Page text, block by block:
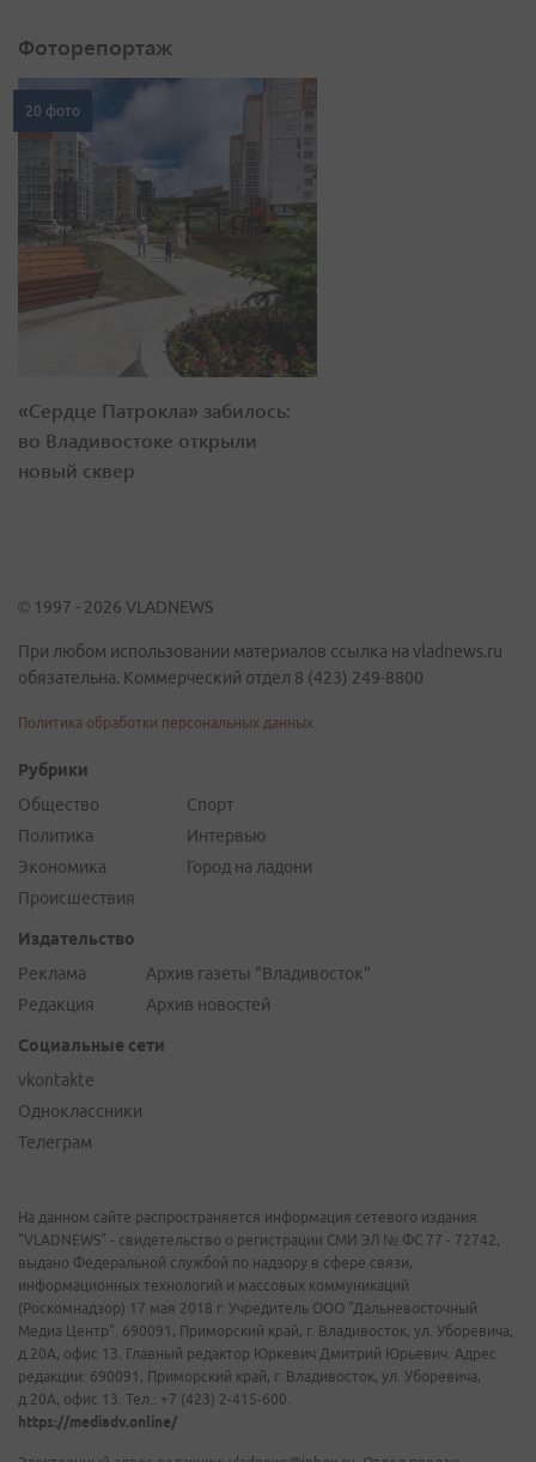
Фоторепортаж
20 фото
«Сердце Патрокла» забилось:
во Владивостоке открыли
новый сквер
© 1997 - 2026 VLADNEWS
При любом использовании материалов ссылка на vladnews.ru
обязательна. Коммерческий отдел 8 (423) 249-8800
Политика обработки персональных данных
Рубрики
Общество
Политика
Экономика
Происшествия
Спорт
Интервью
Город на ладони
Издательство
Реклама
Редакция
Архив газеты "Владивосток"
Архив новостей
Социальные сети
vkontakte
Одноклассники
Телеграм
На данном сайте распространяется информация сетевого издания
"VLADNEWS" - свидетельство о регистрации СМИ ЭЛ № ФС 77 - 72742,
выдано Федеральной службой по надзору в сфере связи,
информационных технологий и массовых коммуникаций
(Роскомнадзор) 17 мая 2018 г. Учредитель ООО "Дальневосточный
Медиа Центр". 690091, Приморский край, г. Владивосток, ул. Уборевича,
д.20А, офис 13. Главный редактор Юркевич Дмитрий Юрьевич. Адрес
редакции: 690091, Приморский край, г. Владивосток, ул. Уборевича,
д.20А, офис 13. Тел.: +7 (423) 2-415-600.
https://mediadv.online/